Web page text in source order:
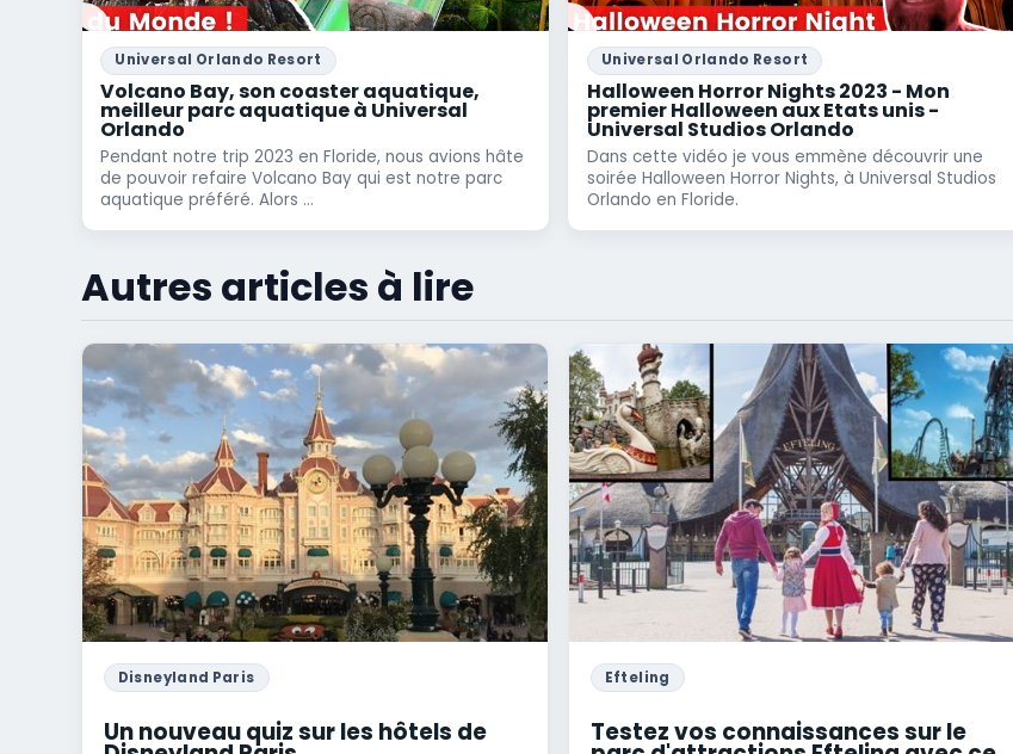
Universal Orlando Resort
Volcano Bay, son coaster aquatique,
meilleur parc aquatique à Universal
Orlando
Pendant notre trip 2023 en Floride, nous avions hâte
de pouvoir refaire Volcano Bay qui est notre parc
aquatique préféré. Alors ...
Universal Orlando Resort
Halloween Horror Nights 2023 - Mon
premier Halloween aux Etats unis -
Universal Studios Orlando
Dans cette vidéo je vous emmène découvrir une
soirée Halloween Horror Nights, à Universal Studios
Orlando en Floride.
Autres articles à lire
Disneyland Paris
Un nouveau quiz sur les hôtels de
Efteling
Testez vos connaissances sur le